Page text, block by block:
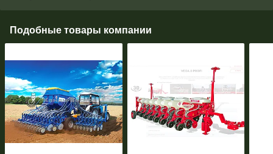
Подобные товары компании